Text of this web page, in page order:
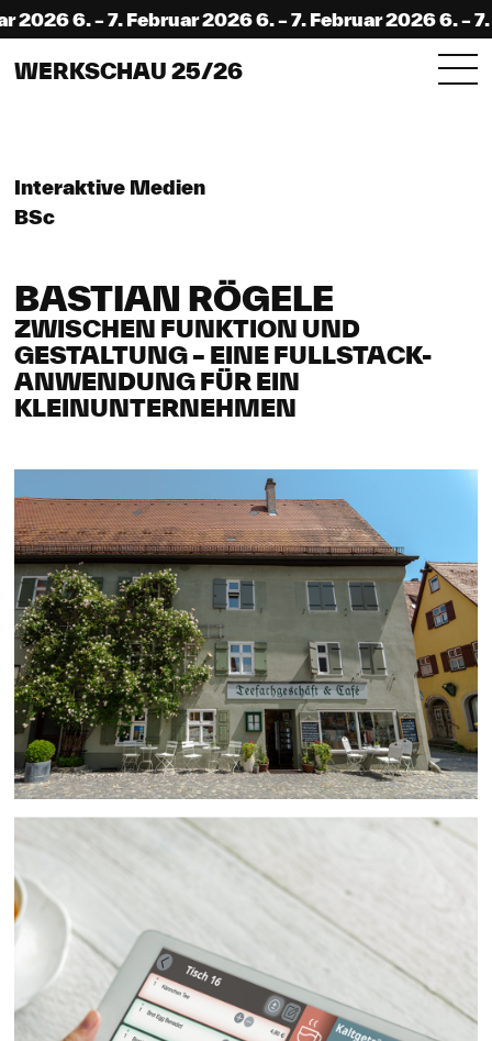
6. – 7. Februar 2026 6. – 7. Februar 2026 6. – 7.
WERKSCHAU 25/26
Interaktive Medien
BSc
BASTIAN RÖGELE
ZWISCHEN FUNKTION UND
GESTALTUNG – EINE FULLSTACK-
ANWENDUNG FÜR EIN
KLEINUNTERNEHMEN